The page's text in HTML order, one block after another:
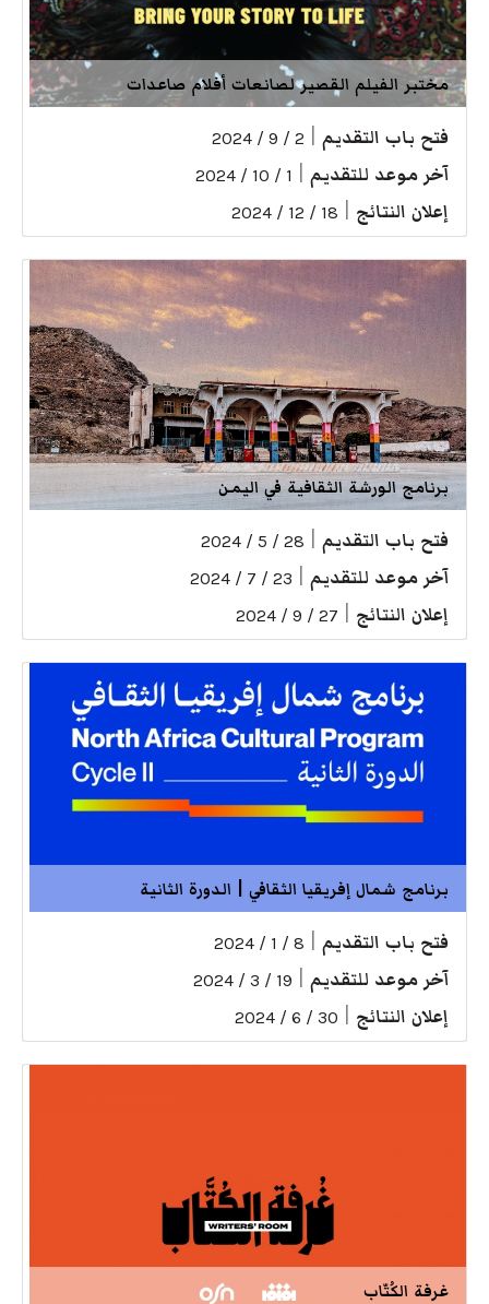
مختبر الفيلم القصير لصانعات أفلام صاعدات
فتح باب التقديم 2 / 9 / 2024
آخر موعد للتقديم 1 / 10 / 2024
إعلان النتائج 18 / 12 / 2024
برنامج الورشة الثقافية في اليمن
فتح باب التقديم 28 / 5 / 2024
آخر موعد للتقديم 23 / 7 / 2024
إعلان النتائج 27 / 9 / 2024
برنامج شمال إفريقيا الثقافي | الدورة الثانية
فتح باب التقديم 8 / 1 / 2024
آخر موعد للتقديم 19 / 3 / 2024
إعلان النتائج 30 / 6 / 2024
غرفة الكُتّاب